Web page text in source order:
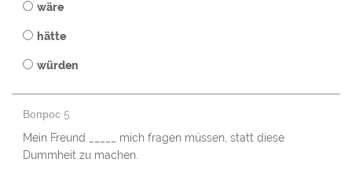
wäre
hätte
würden
Вопрос 5
Mein Freund _____ mich fragen müssen, statt diese
Dummheit zu machen.